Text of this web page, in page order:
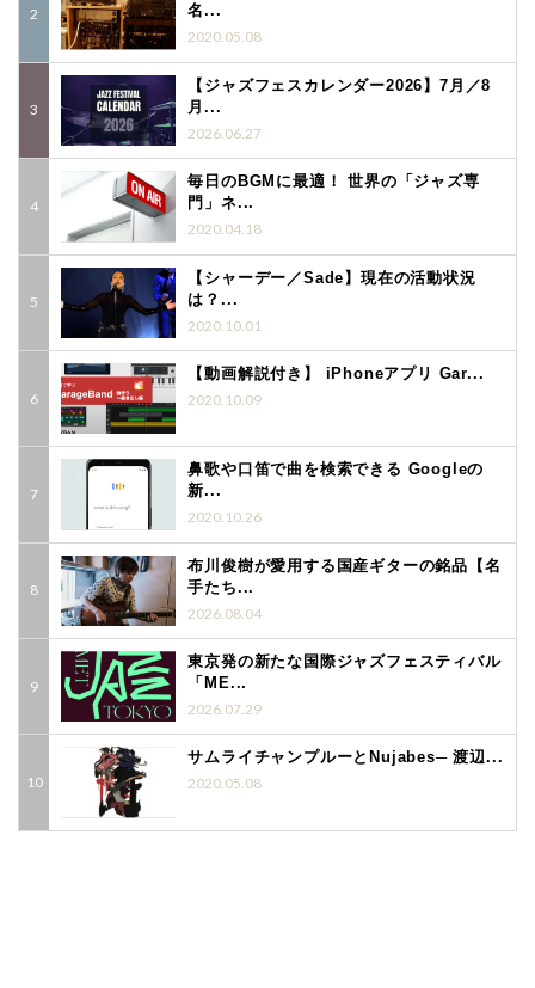
名...
2020.05.08
【ジャズフェスカレンダー2026】7月／8
月...
2026.06.27
毎日のBGMに最適！ 世界の「ジャズ専
門」ネ...
2020.04.18
【シャーデー／Sade】現在の活動状況
は？...
2020.10.01
【動画解説付き】 iPhoneアプリ Gar...
2020.10.09
鼻歌や口笛で曲を検索できる Googleの
新...
2020.10.26
布川俊樹が愛用する国産ギターの銘品【名
手たち...
2026.08.04
東京発の新たな国際ジャズフェスティバル
「ME...
2026.07.29
サムライチャンプルーとNujabes─ 渡辺...
2020.05.08